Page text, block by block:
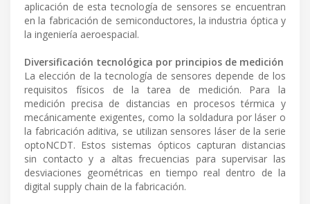
aplicación de esta tecnología de sensores se encuentran
en la fabricación de semiconductores, la industria óptica y
la ingeniería aeroespacial.
Diversificación tecnológica por principios de medición
La elección de la tecnología de sensores depende de los
requisitos físicos de la tarea de medición. Para la
medición precisa de distancias en procesos térmica y
mecánicamente exigentes, como la soldadura por láser o
la fabricación aditiva, se utilizan sensores láser de la serie
optoNCDT. Estos sistemas ópticos capturan distancias
sin contacto y a altas frecuencias para supervisar las
desviaciones geométricas en tiempo real dentro de la
digital supply chain de la fabricación.